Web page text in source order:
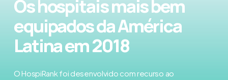
Os hospitais mais bem
equipados da América
Latina em 2018
O HospiRank foi desenvolvido com recurso ao